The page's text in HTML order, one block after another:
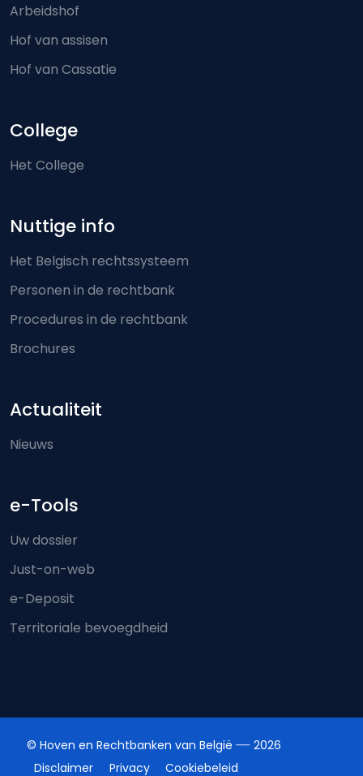
Arbeidshof
Hof van assisen
Hof van Cassatie
College
Het College
Nuttige info
Het Belgisch rechtssysteem
Personen in de rechtbank
Procedures in de rechtbank
Brochures
Actualiteit
Nieuws
e-Tools
Uw dossier
Just-on-web
e-Deposit
Territoriale bevoegdheid
© Hoven en Rechtbanken van België
2026
Disclaimer
Privacy Cookiebeleid